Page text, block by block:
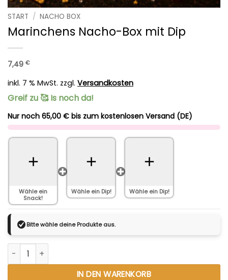
START / NACHO BOX
Marinchens Nacho-Box mit Dip
7,49 €
inkl. 7 % MwSt. zzgl. Versandkosten
Greif zu 🥰 Is noch da!
Nur noch 65,00 € bis zum kostenlosen Versand (DE)
Wähle ein
Snack!
Wähle ein Dip! Wähle ein Dip!
Bitte wähle deine Produkte aus.
Marinchens Nacho-Box mit Dip Menge
IN DEN WARENKORB
Alternative: